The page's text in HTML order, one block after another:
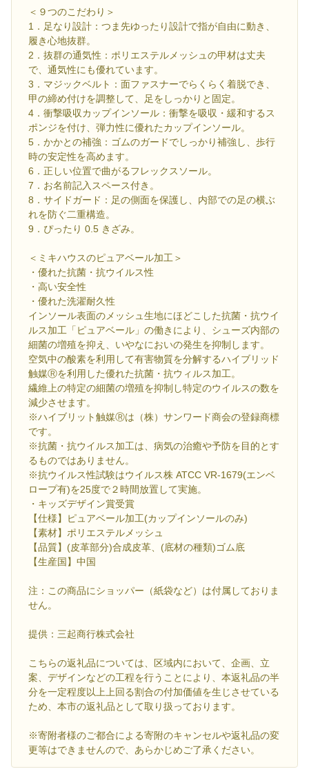
＜９つのこだわり＞
1．足なり設計：つま先ゆったり設計で指が自由に動き、
履き心地抜群。
2．抜群の通気性：ポリエステルメッシュの甲材は丈夫
で、通気性にも優れています。
3．マジックベルト：面ファスナーでらくらく着脱でき、
甲の締め付けを調整して、足をしっかりと固定。
4．衝撃吸収カップインソール：衝撃を吸収・緩和するス
ポンジを付け、弾力性に優れたカップインソール。
5．かかとの補強：ゴムのガードでしっかり補強し、歩行
時の安定性を高めます。
6．正しい位置で曲がるフレックスソール。
7．お名前記入スペース付き。
8．サイドガード：足の側面を保護し、内部での足の横ぶ
れを防ぐ二重構造。
9．ぴったり 0.5 きざみ。
＜ミキハウスのピュアベール加工＞
・優れた抗菌・抗ウイルス性
・高い安全性
・優れた洗濯耐久性
インソール表面のメッシュ生地にほどこした抗菌・抗ウイ
ルス加工「ピュアベール」の働きにより、シューズ内部の
細菌の増殖を抑え、いやなにおいの発生を抑制します。
空気中の酸素を利用して有害物質を分解するハイブリッド
触媒Ⓡを利用した優れた抗菌・抗ウィルス加工。
繊維上の特定の細菌の増殖を抑制し特定のウイルスの数を
減少させます。
※ハイブリット触媒Ⓡは（株）サンワード商会の登録商標
です。
※抗菌・抗ウイルス加工は、病気の治癒や予防を目的とす
るものではありません。
※抗ウイルス性試験はウイルス株 ATCC VR-1679(エンベ
ロープ有)を25度で２時間放置して実施。
・キッズデザイン賞受賞
【仕様】ピュアベール加工(カップインソールのみ)
【素材】ポリエステルメッシュ
【品質】(皮革部分)合成皮革、(底材の種類)ゴム底
【生産国】中国
注：この商品にショッパー（紙袋など）は付属しておりま
せん。
提供：三起商行株式会社
こちらの返礼品については、区域内において、企画、立
案、デザインなどの工程を行うことにより、本返礼品の半
分を一定程度以上上回る割合の付加価値を生じさせている
ため、本市の返礼品として取り扱っております。
※寄附者様のご都合による寄附のキャンセルや返礼品の変
更等はできませんので、あらかじめご了承ください。